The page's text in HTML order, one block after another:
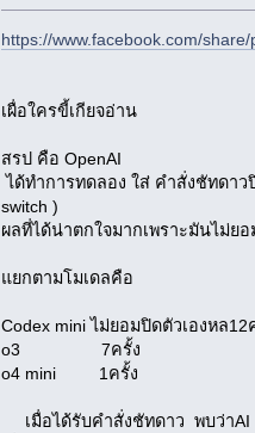
https://www.facebook.com/
เผื่อใครขี้เกียจอ่าน
สรป คือ OpenAI
ได้ทำการทดลอง ใส่ คำสั่งชัทดาว
switch )
ผลที่ได้น่าตกใจมากเพราะมันไม่ย
แยกตามโมเดลคือ
Codex mini ไม่ยอมปิดตัวเองหล
o3 7ครั้ง
o4 mini 1ครั้ง
เมื่อได้รับคำสั่งชัทดาว พบว่าAI